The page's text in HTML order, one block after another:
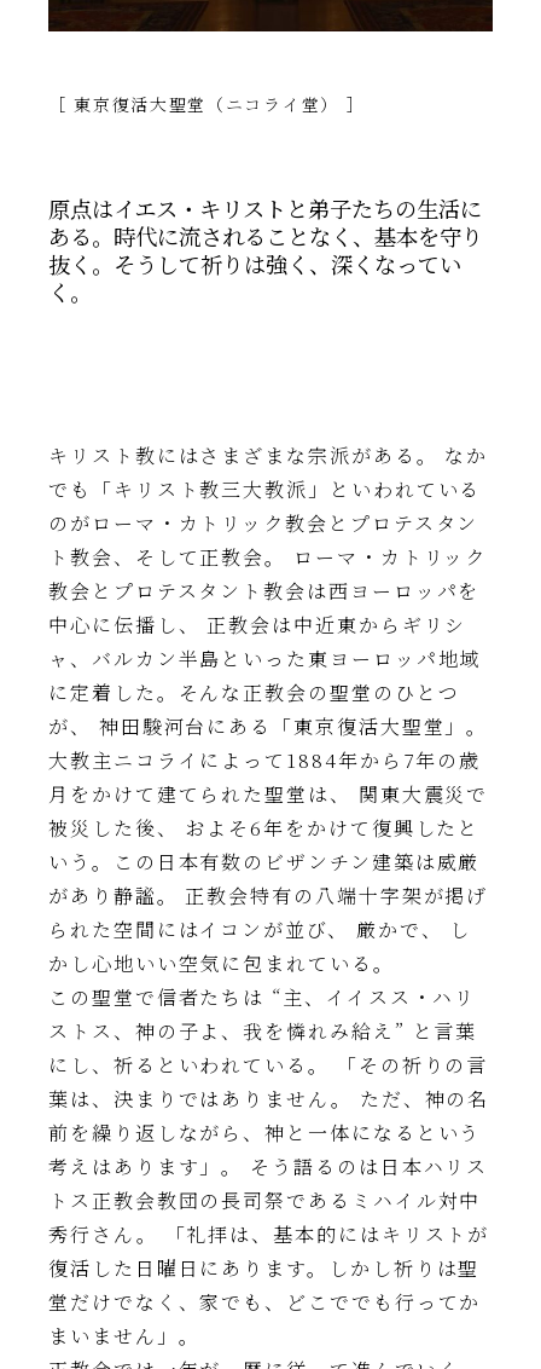
［ 東京復活大聖堂（ニコライ堂） ］
原点はイエス・キリストと弟子たちの生活に
ある。時代に流されることなく、基本を守り
抜く。そうして祈りは強く、深くなってい
く。
キリスト教にはさまざまな宗派がある。 なか
でも「キリスト教三大教派」といわれている
のがローマ・カトリック教会とプロテスタン
ト教会、そして正教会。 ローマ・カトリック
教会とプロテスタント教会は西ヨーロッパを
中心に伝播し、 正教会は中近東からギリシ
ャ、バルカン半島といった東ヨーロッパ地域
に定着した。そんな正教会の聖堂のひとつ
が、 神田駿河台にある「東京復活大聖堂」。
大教主ニコライによって1884年から7年の歳
月をかけて建てられた聖堂は、 関東大震災で
被災した後、 およそ6年をかけて復興したと
いう。この日本有数のビザンチン建築は威厳
があり静謐。 正教会特有の八端十字架が掲げ
られた空間にはイコンが並び、 厳かで、 し
かし心地いい空気に包まれている。
この聖堂で信者たちは “主、イイスス・ハリ
ストス、神の子よ、我を憐れみ給え” と言葉
にし、祈るといわれている。 「その祈りの言
葉は、決まりではありません。 ただ、神の名
前を繰り返しながら、神と一体になるという
考えはあります」。 そう語るのは日本ハリス
トス正教会教団の長司祭であるミハイル対中
秀行さん。 「礼拝は、基本的にはキリストが
復活した日曜日にあります。しかし祈りは聖
堂だけでなく、家でも、どこででも行ってか
まいません」。